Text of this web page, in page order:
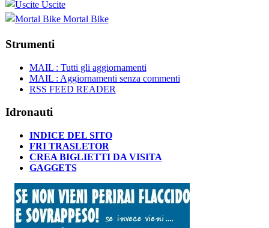
Uscite
Mortal Bike
Strumenti
MAIL : Tutti gli aggiornamenti
MAIL : Aggiornamenti senza commenti
RSS FEED READER
Idronauti
INDICE DEL SITO
FRI TRASLETOR
CREA BIGLIETTI DA VISITA
GAGGETS